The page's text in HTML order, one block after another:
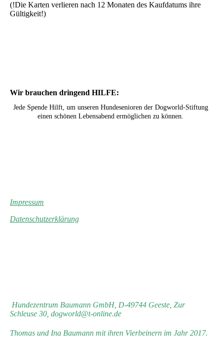
(!Die Karten verlieren nach 12 Monaten des Kaufdatums ihre
Gültigkeit!)
Wir brauchen dringend HILFE:
Jede Spende Hilft, um unseren Hundesenioren der Dogworld-Stiftung
einen schönen Lebensabend ermöglichen zu können.
Impressum
Datenschutzerklärung
Hundezentrum Baumann GmbH, D-49744 Geeste, Zur
Schleuse 30, dogworld@t-online.de
Thomas und Ina Baumann mit ihren Vierbeinern im Jahr 2017.